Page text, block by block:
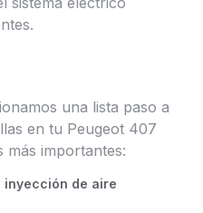
una lista paso a
en tu Peugeot 407
más importantes:
inyección de aire